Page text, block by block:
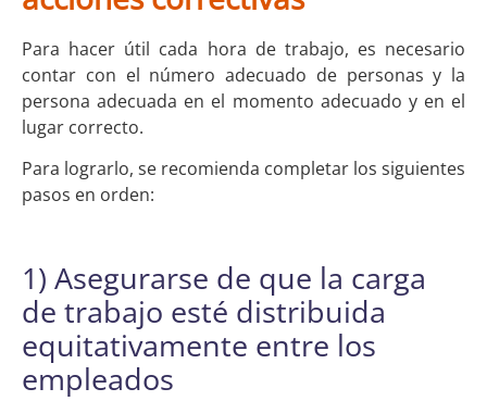
Para hacer útil cada hora de trabajo, es necesario
contar con el número adecuado de personas y la
persona adecuada en el momento adecuado y en el
lugar correcto.
Para lograrlo, se recomienda completar los siguientes
pasos en orden:
1) Asegurarse de que la carga
de trabajo esté distribuida
equitativamente entre los
empleados